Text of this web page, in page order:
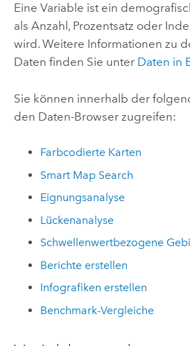
Eine Variable ist ein
als Anzahl, Prozentsatz oder
wird. Weitere Informationen zu
Daten finden Sie unter Daten in
Sie können innerhalb der
den Daten-Browser zugreifen:
Farbcodierte Karten
Smart Map Search
Eignungsanalyse
Lückenanalyse
Schwellenwertbezogene
Berichte erstellen
Infografiken erstellen
Benchmark-Vergleiche